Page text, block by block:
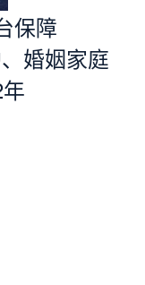
保障
婚姻家庭